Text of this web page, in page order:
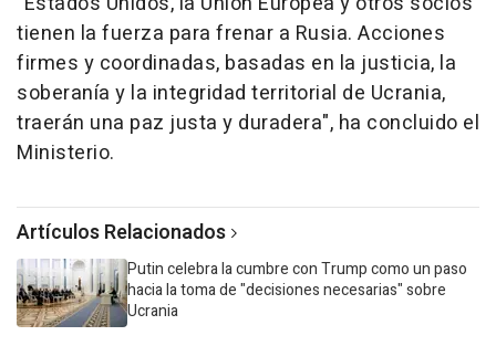
tienen la fuerza para frenar a Rusia. Acciones
firmes y coordinadas, basadas en la justicia, la
soberanía y la integridad territorial de Ucrania,
traerán una paz justa y duradera", ha concluido el
Ministerio.
Artículos Relacionados
Putin celebra la cumbre con Trump como un paso
hacia la toma de "decisiones necesarias" sobre
Ucrania